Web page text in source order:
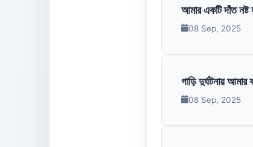
আমার একটি দাঁত নষ্ট
08 Sep, 2025
গাড়ি দুর্ঘটনায়
08 Sep, 2025